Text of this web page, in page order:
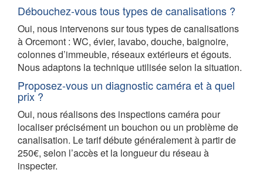
Débouchez-vous tous types de canalisations ?
Oui, nous intervenons sur tous types de canalisations
à Orcemont : WC, évier, lavabo, douche, baignoire,
colonnes d’immeuble, réseaux extérieurs et égouts.
Nous adaptons la technique utilisée selon la situation.
Proposez-vous un diagnostic caméra et à quel
prix ?
Oui, nous réalisons des inspections caméra pour
localiser précisément un bouchon ou un problème de
canalisation. Le tarif débute généralement à partir de
250€, selon l’accès et la longueur du réseau à
inspecter.